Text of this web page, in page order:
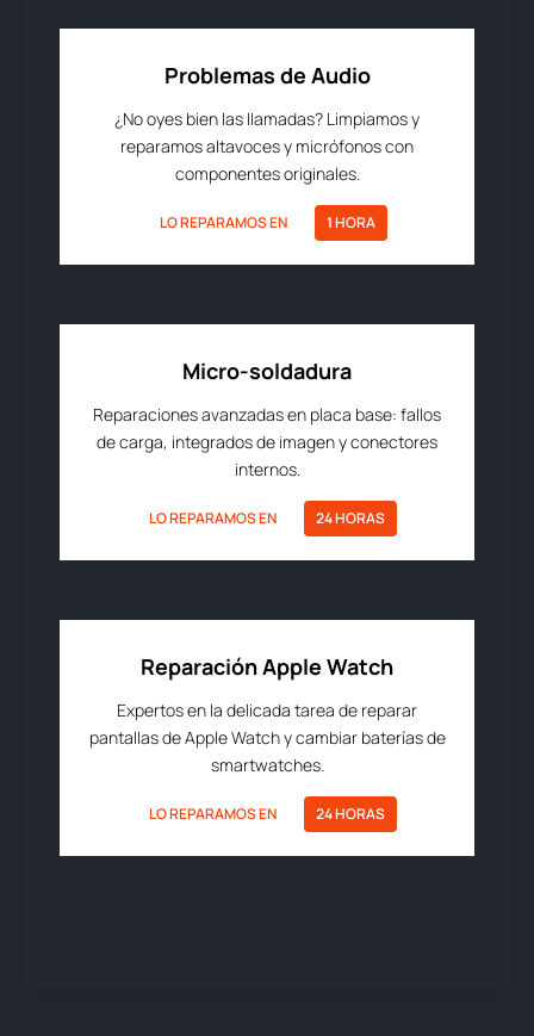
Problemas de Audio
¿No oyes bien las llamadas? Limpiamos y
reparamos altavoces y micrófonos con
componentes originales.
LO REPARAMOS EN 1 HORA
Micro-soldadura
Reparaciones avanzadas en placa base: fallos
de carga, integrados de imagen y conectores
internos.
LO REPARAMOS EN 24 HORAS
Reparación Apple Watch
Expertos en la delicada tarea de reparar
pantallas de Apple Watch y cambiar baterías de
smartwatches.
LO REPARAMOS EN 24 HORAS